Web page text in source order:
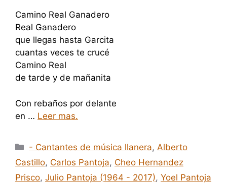
Camino Real Ganadero
Real Ganadero
que llegas hasta Garcita
cuantas veces te crucé
Camino Real
de tarde y de mañanita
Con rebaños por delante
en … Leer mas.
Categorías
- Cantantes de música llanera, Alberto
Castillo, Carlos Pantoja, Cheo Hernandez
Prisco, Julio Pantoja (1964 - 2017), Yoel Pantoja